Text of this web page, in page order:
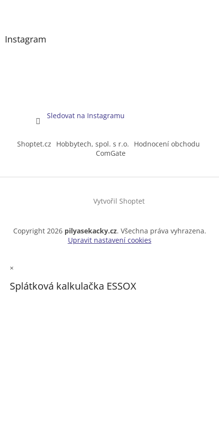
Instagram
Sledovat na Instagramu
Shoptet.cz Hobbytech, spol. s r.o.
Hodnocení obchodu
ComGate
Vytvořil Shoptet
Copyright 2026 pilyasekacky.cz. Všechna práva vyhrazena.
Upravit nastavení cookies
×
Splátková kalkulačka ESSOX